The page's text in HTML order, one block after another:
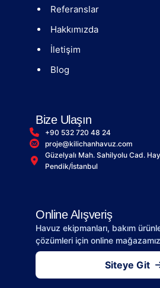
Referanslar
Hakkımızda
İletişim
Blog
Bize Ulaşın
+90 532 720 48 24
proje@kilichanhavuz.com
Güzelyalı Mah. Sahilyolu Cad.
Pendik/İstanbul
Online Alışveriş
Havuz ekipmanları, bakım
çözümleri için online
Siteye Git